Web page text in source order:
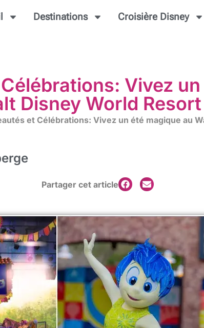
Destinations Croisière Disney
Vivez
Disney World Resort
et Célébrations: Vivez un été magique au
Partager cet article